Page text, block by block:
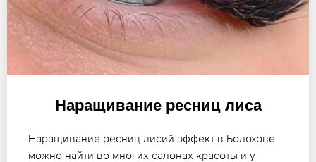
Наращивание ресниц лиса
Наращивание ресниц лисий эффект в Болохове
можно найти во многих салонах красоты и у